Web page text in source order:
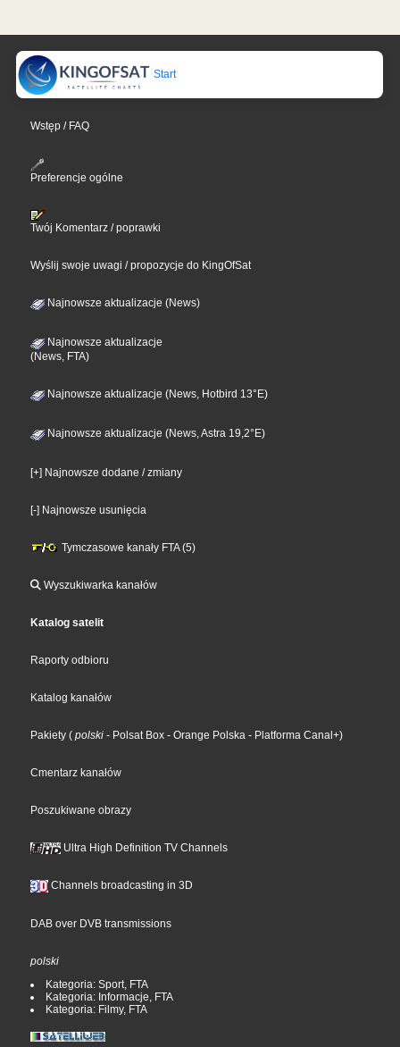
Start
Wstęp / FAQ
Preferencje ogólne
Twój Komentarz / poprawki
Wyślij swoje uwagi / propozycje do KingOfSat
Najnowsze aktualizacje (News)
Najnowsze aktualizacje
(News, FTA)
Najnowsze aktualizacje (News, Hotbird 13°E)
Najnowsze aktualizacje (News, Astra 19,2°E)
[+] Najnowsze dodane / zmiany
[-] Najnowsze usunięcia
Tymczasowe kanały FTA (5)
Wyszukiwarka kanałów
Katalog satelit
Raporty odbioru
Katalog kanałów
Pakiety ( polski - Polsat Box - Orange Polska - Platforma Canal+)
Cmentarz kanałów
Poszukiwane obrazy
Ultra High Definition TV Channels
Channels broadcasting in 3D
DAB over DVB transmissions
polski
Kategoria: Sport, FTA
Kategoria: Informacje, FTA
Kategoria: Filmy, FTA